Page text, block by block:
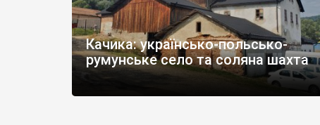
Качика: українсько-польсько-
румунське село та соляна шахта